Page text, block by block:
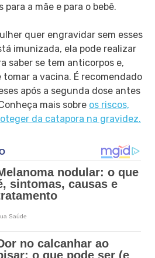
a mãe e para o bebê.
quer engravidar sem esses
imunizada, ela pode realizar
saber se tem anticorpos e,
tomar a vacina. É recomendado
após a segunda dose antes
mais sobre os riscos,
da catapora na gravidez.